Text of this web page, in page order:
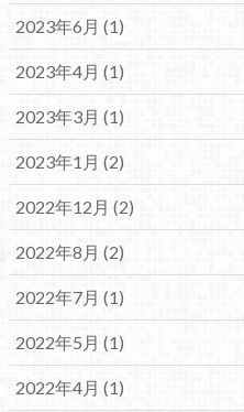
2023年6月 (1)
2023年4月 (1)
2023年3月 (1)
2023年1月 (2)
2022年12月 (2)
2022年8月 (2)
2022年7月 (1)
2022年5月 (1)
2022年4月 (1)